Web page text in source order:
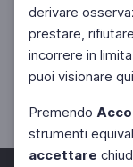
derivare
prestare,
incorrere in
puoi visionare qui
Premendo
strumenti
accettare